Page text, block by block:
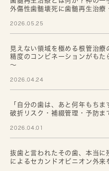
外傷性歯髄壊死に歯髄再生治
2026.05.25
見えない領域を極める根管治
精度のコンビネーションがもた
～
2026.04.24
「自分の歯は、あと何年もち
破折リスク・補綴管理・予防
2026.04.01
抜歯と言われたその歯、本当
によるセカンドオピニオン外